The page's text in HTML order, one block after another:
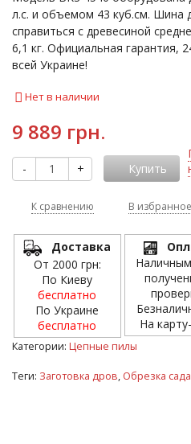
л.с. и объемом 43 куб.см. Шина
справиться с древесиной
6,1 кг. Официальная гарантия,
всей Украине!
Нет в наличии
9 889 грн.
- + Купить
К сравнению В избранное
Доставка
От 2000 грн:
По Киеву
бесплатно
По Украине
бесплатно
На
Категории: Цепные пилы
Теги: Заготовка дров, Обрезка сада